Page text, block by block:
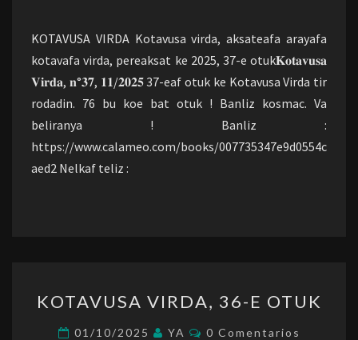
KOTAVUSA VIRDA Kotavusa virda, aksateafa arayafa
kotavafa virda, pereaksat ke 2025, 37-e otuk𝐊𝐨𝐭𝐚𝐯𝐮𝐬𝐚
𝐕𝐢𝐫𝐝𝐚, 𝐧°𝟑𝟕, 𝟏𝟏/𝟐𝟎𝟐𝟓 37-eaf otuk ke Kotavusa Virda tir
rodadin. 76 bu koe bat otuk ! Banliz kosmac. Va
beliranya ! Banliz :
https://www.calameo.com/books/007735347e9d0554c
aed2 Nelkaf teliz :
VIRDA,
36-
KOTAVUSA VIRDA, 36-E OTUK
01/10/2025 YA Comentarios
0 Comentarios